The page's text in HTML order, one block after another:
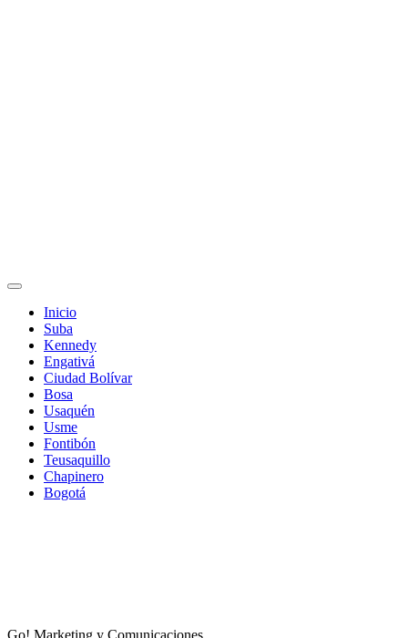
Inicio
Suba
Kennedy
Engativá
Ciudad Bolívar
Bosa
Usaquén
Usme
Fontibón
Teusaquillo
Chapinero
Bogotá
Go! Marketing y Comunicaciones